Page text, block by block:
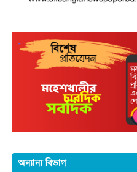
অন্যান্য বিভাগ